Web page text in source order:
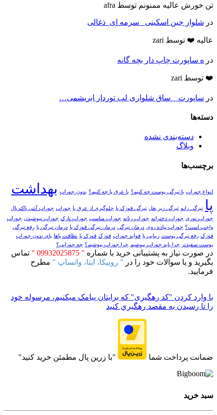
تن خورش عالیه ممنونم توسط afra
در شلوار جین اسکینی _سرمه ای_ذغالی
عالیه ❤️ توسط zari
در ه ساپورت چاپ دار بچه گانه
❤️ توسط zari
در ساپورت _ ساق شلواری لب توردار ابریشمی…
دسته‌ها
دسته‌بندی نشده
وبلاگ
برچسب‌ها
انواع جوراب با تیرگی پوست چه کنیم؟ با عرق پا چه کنیم؟ بدون جوراب بهداشت
پا تیرگی زانو تیرگی زیر بغل تیرگی قوزک پا جلوگیری از عرق پا جوراب جوراب آنتی باکتریال
جوراب توری جوراب دخترانه جوراب زنانه جوراب مناسب جوراب نازک جوراب نپوشیدن جوراب
واجب است؟ جوراب پیاده روی درمان تیرگی درمان تیرگی قوزک پا درمان تیرگی پا رفع تیرگی
قوزک رفع تیرگی پوست زیبایی پا فواید جوراب قوزک قوزک پا نظافت پاها
پای بدون جوراب
پوست سفیدتر
چرا باید جوراب بپوشیم چرا جوراب بپوشیم؟ چه جورابی؟
در صورت نیاز به پشتیبانی خرید با شماره " 09932025875 "
تماس
بگیرید و یا سوالات خود را در " روبیکا، ایتا، واتساپ " مطرح
فرمایید.
با وارد کردن "کد رهگیری" که برایتان پیامک میکنیم، مرسوله خود
را تا رسيدن به مقصد رهگيري کنيد
ضمانت پرداخت شما "با زرین پال مطمئن خرید کنید"
سبد خرید